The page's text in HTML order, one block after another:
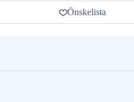
Önskelista